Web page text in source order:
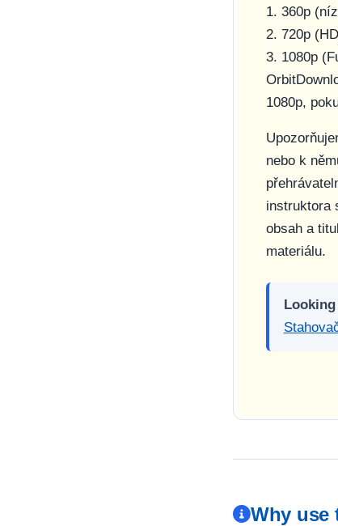
1. 360p
2. 720p
3. 1080p
1080p,
nebo k
instruktora
obsah a
materiálu.
Why use